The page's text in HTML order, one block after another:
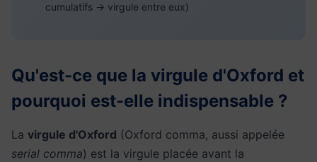
cumulatifs → virgule entre eux)
Qu'est-ce que la virgule d'Oxford et
pourquoi est-elle indispensable ?
La virgule d'Oxford (Oxford comma, aussi appelée
serial comma) est la virgule placée avant la